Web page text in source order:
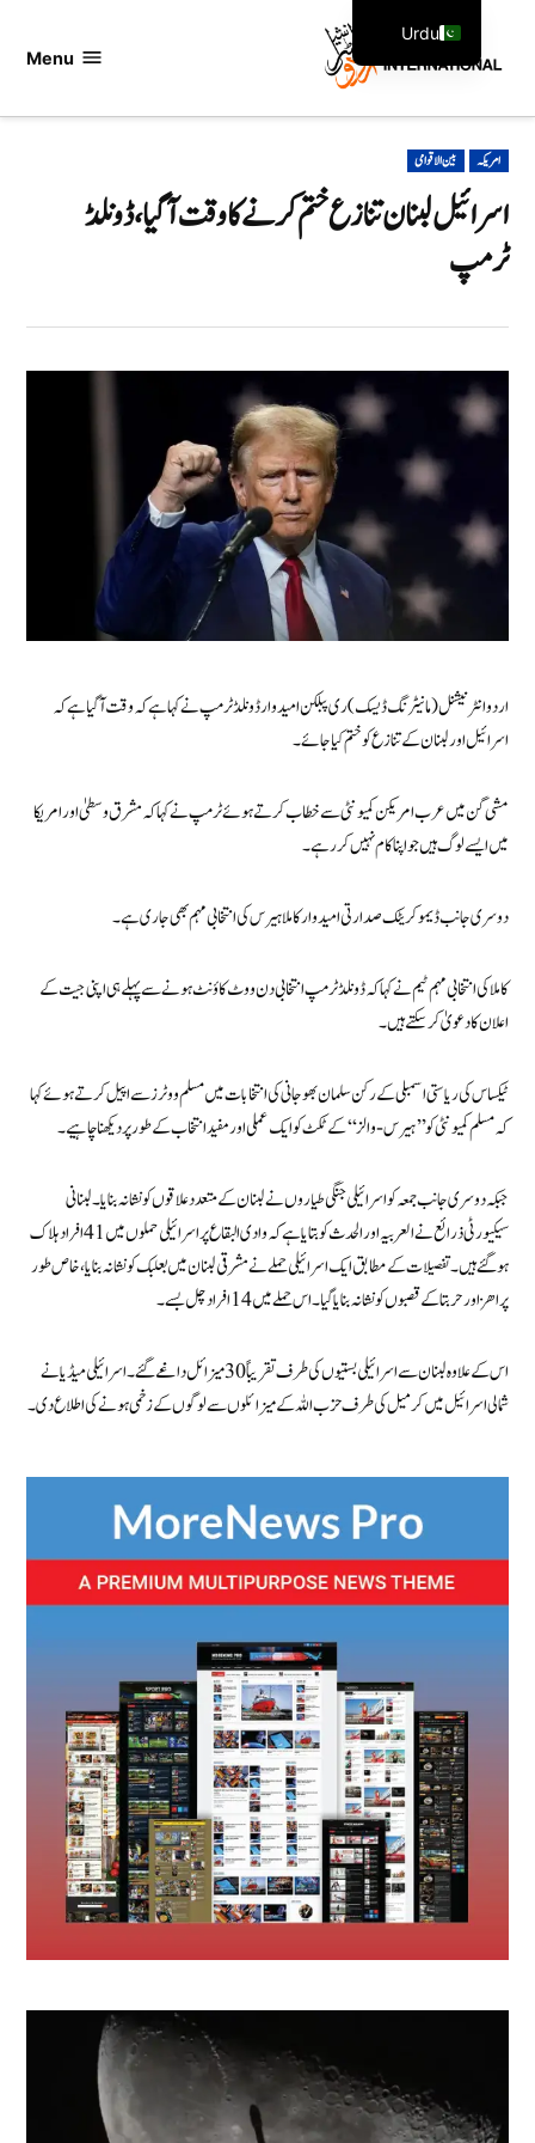
Menu
POSTED
IN
امریکہ بین الاقوامی
اسرائیل لبنان تنازع ختم کرنے کا وقت آگیا،ڈونلڈ
ٹرمپ
اردو انٹرنیشنل (مانیٹرنگ ڈیسک) ری پبلکن امیدوار ڈونلڈ ٹرمپ نے کہا ہے کہ وقت آگیا ہے کہ
اسرائیل اور لبنان کے تنازع کو ختم کیا جائے۔
مشی گن میں عرب امریکن کمیونٹی سے خطاب کرتے ہوئے ٹرمپ نے کہا کہ مشرق وسطیٰ اور امریکا
میں ایسے لوگ ہیں جو اپنا کام نہیں کررہے۔
دوسری جانب ڈیموکریٹک صدارتی امیدوار کاملا ہیرس کی انتخابی مہم بھی جاری ہے۔
کاملا کی انتخابی مہم ٹیم نے کہا کہ ڈونلڈ ٹرمپ انتخابی دن ووٹ کاؤنٹ ہونے سے پہلے ہی اپنی جیت کے
اعلان کا دعویٰ کرسکتے ہیں۔
ٹیکساس کی ریاستی اسمبلی کے رکن سلمان بھوجانی کی انتخابات میں مسلم ووٹرز سے اپیل کرتے ہوئے کہا
کہ مسلم کمیونٹی کو ’’ہیرس-والز‘‘ کے ٹکٹ کو ایک عملی اور مفید انتخاب کے طور پر دیکھنا چاہیے۔
جبکہ دوسری جانب جمعہ کو اسرائیلی جنگی طیاروں نے لبنان کے متعدد علاقوں کو نشانہ بنایا۔ لبنانی
سیکیورٹی ذرائع نے العربیہ اور الحدث کو بتایا ہے کہ وادی البقاع پر اسرائیلی حملوں میں 41 افراد ہلاک
ہوگئے ہیں۔ تفصیلات کے مطابق ایک اسرائیلی حملے نے مشرقی لبنان میں بعلبک کو نشانہ بنایا، خاص طور
پر اھز اور حربتا کے قصبوں کو نشانہ بنایا گیا۔ اس حملے میں 14 افراد چل بسے۔
اس کے علاوہ لبنان سے اسرائیلی بستیوں کی طرف تقریباً 30 میزائل داغے گئے۔ اسرائیلی میڈیا نے
شمالی اسرائیل میں کرمیل کی طرف حزب اللہ کے میزائلوں سے لوگوں کے زخمی ہونے کی اطلاع دی۔
Urdu
English